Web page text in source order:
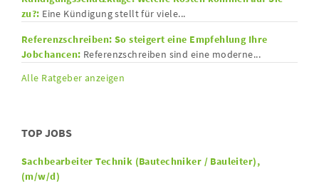
zu?: Eine Kündigung stellt für viele...
Referenzschreiben: So steigert eine Empfehlung Ihre
Jobchancen: Referenzschreiben sind eine moderne...
Alle Ratgeber anzeigen
TOP JOBS
Sachbearbeiter Technik (Bautechniker / Bauleiter),
(m/w/d)